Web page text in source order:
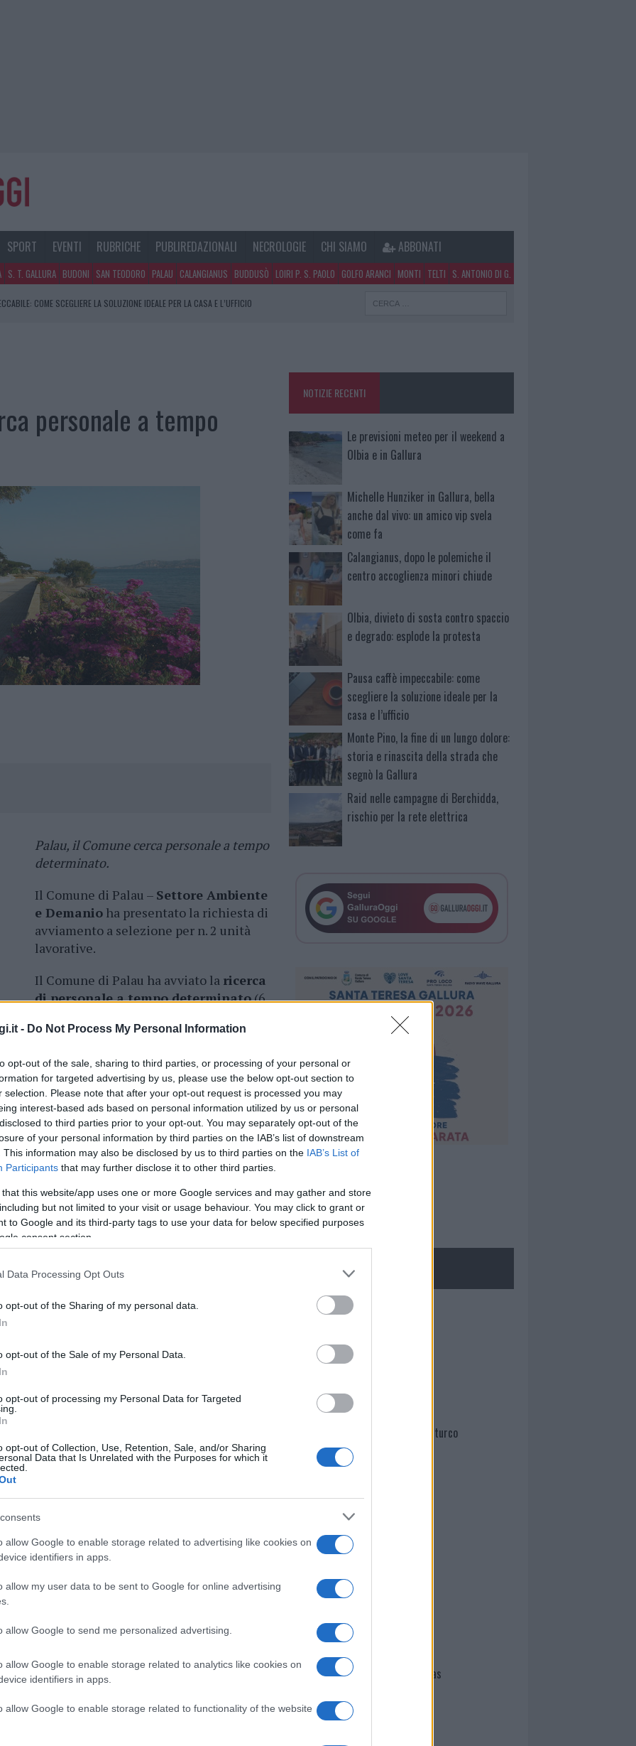
- Do Not Process My Personal Information
opt-out of the sale, sharing to third parties, or processing of your personal or
for targeted advertising by us, please use the below opt-out section to
selection. Please note that after your opt-out request is processed you may
interest-based ads based on personal information utilized by us or personal
to third parties prior to your opt-out. You may separately opt-out of the
of your personal information by third parties on the IAB’s list of downstream
This information may also be disclosed by us to third parties on the IAB’s List of
Participants that may further disclose it to other third parties.
that this website/app uses one or more Google services and may gather and store
but not limited to your visit or usage behaviour. You may click to grant or
to Google and its third-party tags to use your data for below specified purposes
consent section.
Data Processing Opt Outs
opt-out of the Sharing of my personal data.
opt-out of the Sale of my Personal Data.
opt-out of processing my Personal Data for Targeted
opt-out of Collection, Use, Retention, Sale, and/or Sharing
Data that Is Unrelated with the Purposes for which it
allow Google to enable storage related to advertising like cookies on
identifiers in apps.
allow my user data to be sent to Google for online advertising
allow Google to send me personalized advertising.
allow Google to enable storage related to analytics like cookies on
identifiers in apps.
allow Google to enable storage related to functionality of the website
SPORT EVENTI RUBRICHE PUBLIREDAZIONALI NECROLOGIE CHI SIAMO ABBONATI
S. T. GALLURA BUDONI SAN TEODORO PALAU CALANGIANUS BUDDUSÒ LOIRI P. S. PAOLO GOLFO ARANCI MONTI TELTI S. ANTONIO DI G.
COME SCEGLIERE LA SOLUZIONE IDEALE PER LA CASA E L’UFFICIO
personale a tempo
Palau, il Comune cerca personale a tempo
determinato.
Il Comune di Palau – Settore Ambiente
e Demanio ha presentato la richiesta di
avviamento a selezione per n. 2 unità
lavorative.
Il Comune di Palau ha avviato la ricerca
di personale a tempo determinato(6
delle aree verdi e dei litorali. Il
il bando, consultate il sito ufficiale del
cliccandoqui
nella sezioneLogindal menù del sito o
di GalluraOggi.it
i tuoi video e le tue foto
+39 345 356 7512
news da
NOTIZIE RECENTI
Le previsioni meteo per il weekend a
Olbia e in Gallura
Michelle Hunziker in Gallura, bella
anche dal vivo: un amico vip svela
come fa
Calangianus, dopo le polemiche il
centro accoglienza minori chiude
Olbia, divieto di sosta contro spaccio
e degrado: esplode la protesta
Pausa caffè impeccabile: come
scegliere la soluzione ideale per la
casa e l’ufficio
Monte Pino, la fine di un lungo dolore:
storia e rinascita della strada che
segnò la Gallura
Raid nelle campagne di Berchidda,
rischio per la rete elettrica
NECROLOGIE
Mario Malu
Martina Agostina Diturco
I nostri cari
Giovannimaria Cabras